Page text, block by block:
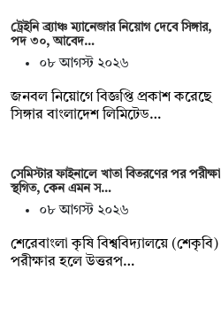
ট্রেইনি ব্র্যাঞ্চ ম্যানেজার নিয়োগ দেবে সিঙ্গার,
পদ ৩০, আবেদ…
০৮ আগস্ট ২০২৬
জনবল নিয়োগে বিজ্ঞপ্তি প্রকাশ করেছে
সিঙ্গার বাংলাদেশ লিমিটেড…
সেমিস্টার ফাইনালে খাতা বিতরণের পর পরীক্ষা
স্থগিত, কেন এমন স…
০৮ আগস্ট ২০২৬
শেরেবাংলা কৃষি বিশ্ববিদ্যালয়ে (শেকৃবি)
পরীক্ষার হলে উত্তরপ…